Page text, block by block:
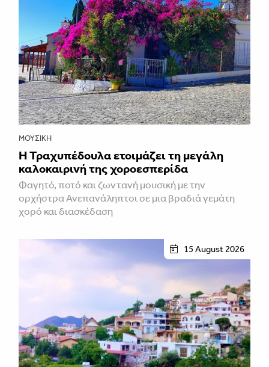
ΜΟΥΣΙΚΉ
Η Τραχυπέδουλα ετοιμάζει τη μεγάλη
καλοκαιρινή της χοροεσπερίδα
Φαγητό, ποτό και ζωντανή μουσική με την
ορχήστρα Ανεπανάληπτοι σε μια βραδιά γεμάτη
χορό και διασκέδαση
15 August 2026